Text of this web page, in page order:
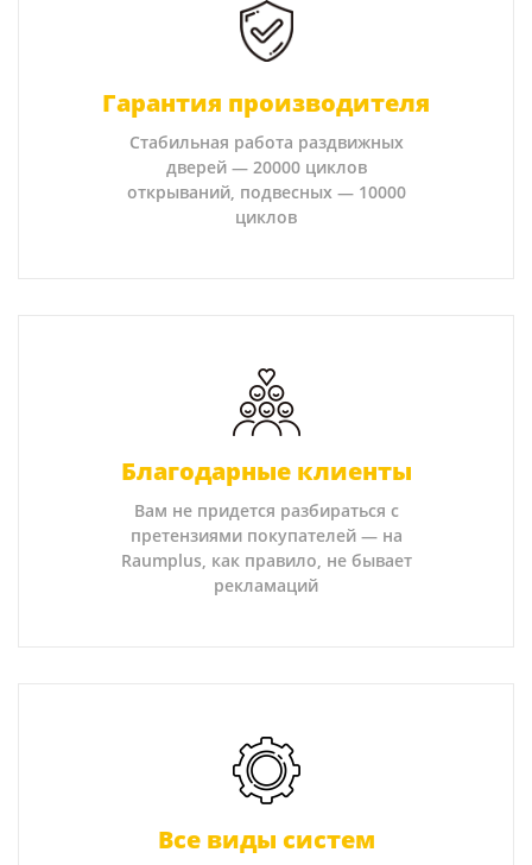
Гарантия производителя
Стабильная работа раздвижных
дверей — 20000 циклов
открываний, подвесных — 10000
циклов
Благодарные клиенты
Вам не придется разбираться с
претензиями покупателей — на
Raumplus, как правило, не бывает
рекламаций
Все виды систем